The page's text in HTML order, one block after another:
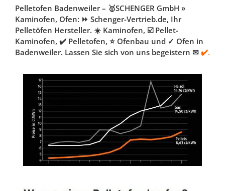
Pelletofen Badenweiler – 🥇SCHENGER GmbH »
Kaminofen, Ofen: ⏩ Schenger-Vertrieb.de, Ihr
Pelletöfen Hersteller. ☀️ Kaminofen, ☑️ Pellet-
Kaminofen, ✔️ Pelletofen, ⭐ Ofenbau und ✓ Ofen in
Badenweiler. Lassen Sie sich von uns begeistern ✉ ✔️.